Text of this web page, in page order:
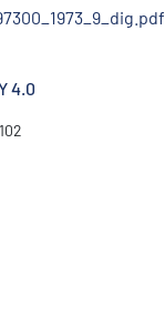
4.0
102